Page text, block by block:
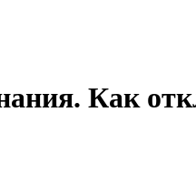
Как